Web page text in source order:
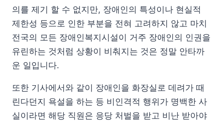
의를 제기 할 수 없지만, 장애인의 특성이나 현실적
제한성 등으로 인한 부분을 전혀 고려하지 않고 마치
전국의 모든 장애인복지시설이 거주 장애인의 인권을
유린하는 것처럼 상황이 비춰지는 것은 정말 안타까
운 일입니다.
또한 기사에서와 같이 장애인을 화장실로 데려가 때
린다던지 욕설을 하는 등 비인격적 행위가 명백한 사
실이라면 해당 직원은 응당 처벌을 받고 비난 받아야